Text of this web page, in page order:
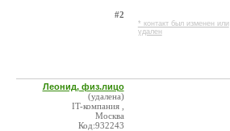
#2
* контакт был изменен или
удален
Леонид, физ.лицо
(удалена)
IT-компания ,
Москва
Код:932243